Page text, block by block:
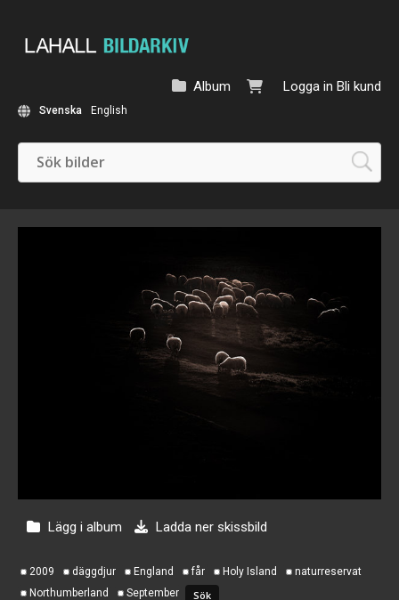
Logga in Bli kund
Album
Svenska English
Lägg i album Ladda ner skissbild
2009 däggdjur England får Holy Island
naturreservat
Northumberland
September